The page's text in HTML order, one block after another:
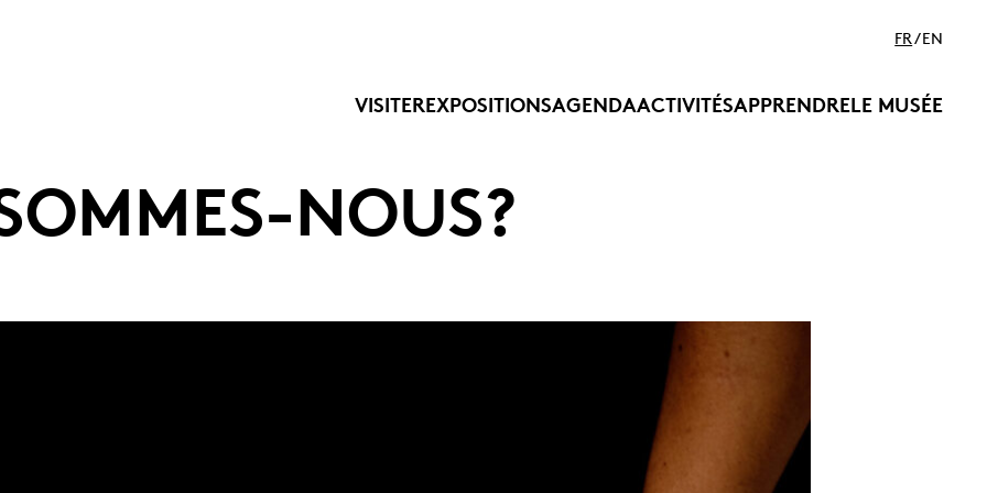
FR EN
VISITEREXPOSITIONSAGENDAACTIVITÉSAPPRENDRELE MUSÉE
NOUS?